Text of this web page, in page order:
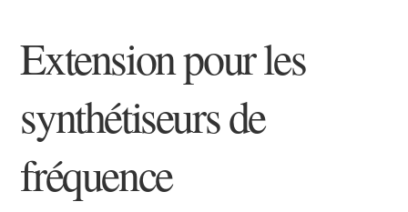
Extension pour les
synthétiseurs de
fréquence